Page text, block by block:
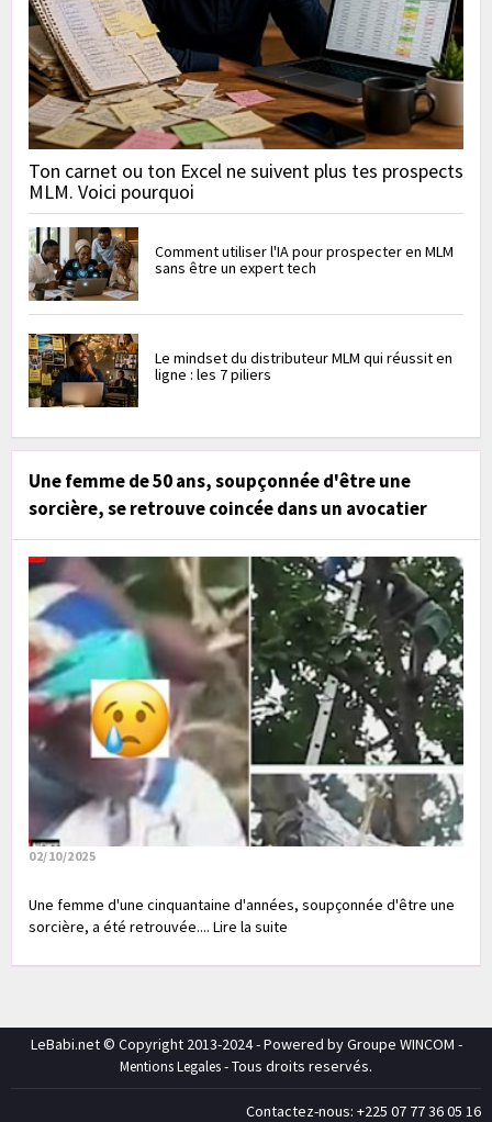
Ton carnet ou ton Excel ne suivent plus tes prospects
MLM. Voici pourquoi
Comment utiliser l'IA pour prospecter en MLM
sans être un expert tech
Le mindset du distributeur MLM qui réussit en
ligne : les 7 piliers
Une femme de 50 ans, soupçonnée d'être une
sorcière, se retrouve coincée dans un avocatier
02/10/2025
Une femme d'une cinquantaine d'années, soupçonnée d'être une
sorcière, a été retrouvée.... Lire la suite
LeBabi.net © Copyright 2013-2024 - Powered by Groupe WINCOM -
Mentions Legales- Tous droits reservés.
Contactez-nous: +225 07 77 36 05 16